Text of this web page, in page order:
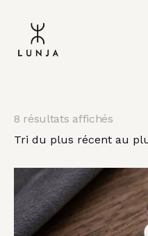
8 résultats affichés